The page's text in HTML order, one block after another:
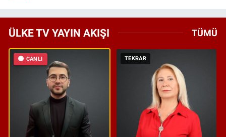
ÜLKE TV YAYIN AKIŞI TÜMÜ
CANLI TEKRAR